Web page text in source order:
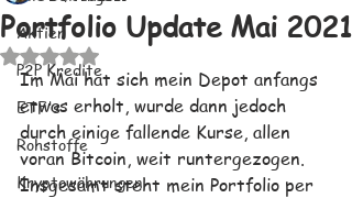
Aktien
P2P Kredite
ETF's
Rohstoffe
Kryptowährungen
Portfolio Update Mai 2021
Mit NaN von 5 Sternen bewertet.
Im Mai hat sich mein Depot anfangs
etwas erholt, wurde dann jedoch
durch einige fallende Kurse, allen
voran Bitcoin, weit runtergezogen.
Insgesamt steht mein Portfolio per